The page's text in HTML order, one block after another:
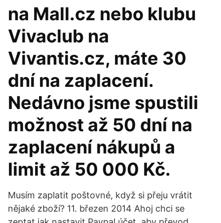
na Mall.cz nebo klubu
Vivaclub na
Vivantis.cz, máte 30
dní na zaplacení.
Nedávno jsme spustili
možnost až 50 dní na
zaplacení nákupů a
limit až 50 000 Kč.
Musím zaplatit poštovné, když si přeju vrátit
nějaké zboží? 11. březen 2014 Ahoj chci se